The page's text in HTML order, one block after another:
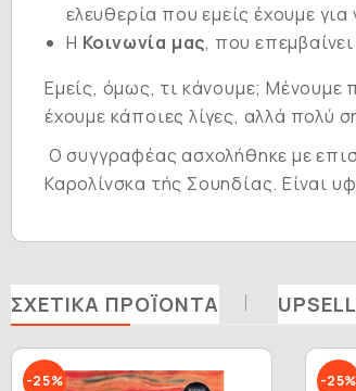
ελευθερία που εμείς έχουμε
Η Κοινωνία μας, που
Εμείς, όμως, τι κάνουμε; Μένουμε
έχουμε κάποιες λίγες, αλλά πολύ
Ο συγγραφέας ασχολήθηκε με
Καρολίνσκα τής Σουηδίας. Είναι
ΣΧΕΤΙΚΆ ΠΡΟΪΌΝΤΑ
-25% -25%